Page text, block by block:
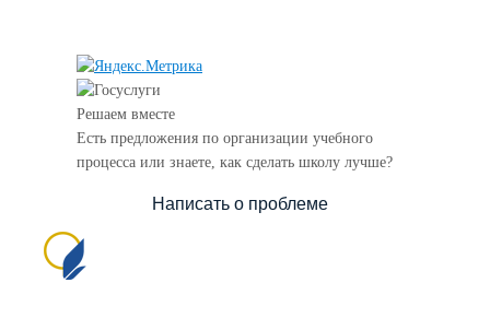
Решаем вместе
Есть предложения по организации учебного
процесса или знаете, как сделать школу лучше?
Написать о проблеме